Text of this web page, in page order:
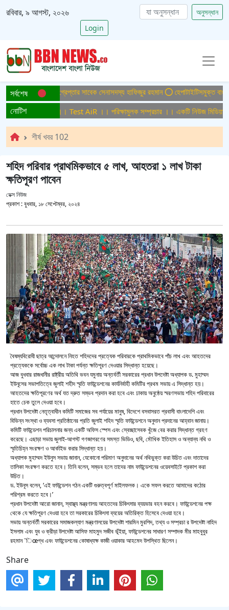
রবিবার, ৯ আগস্ট, ২০২৬
অনুসন্ধান
Login
সর্বশেষ
মামলায় ফের গ্রেপ্তার সাবেক সেনাসদস্য হাফিজুর রহমান হেপাটাইটিসমুক্ত
নোটিশসম্প্রচার ।। Test AiR ।। পরিক্ষামুলক সম্প্রচার ।। একটি নিউজ মিডিয়া
শীর্ষ খবর 102
শহিদ পরিবার প্রাথমিকভাবে ৫ লাখ, আহতরা ১ লাখ টাকা
ক্ষতিপূরণ পাবেন
ডেক্স নিউজ
প্রকাশ :বুধবার, ১৮ সেপ্টেম্বর, ২০২৪
বৈষম্যবিরোধী ছাত্র আন্দোলনে নিহত শহিদদের প্রত্যেক পরিবারকে প্রাথমিকভাবে পাঁচ লাখ এবং আহতদের
প্রত্যেককে সর্বোচ্চ এক লাখ টাকা পর্যন্ত ক্ষতিপূরণ দেওয়ার সিদ্ধান্ত হয়েছে।
আজ বুধবার রাজধানীর রাষ্ট্রীয় অতিথি ভবন যমুনায় অন্তর্বর্তী সরকারের প্রধান উপদেষ্টা অধ্যাপক ড. মুহাম্মদ
ইউনূসের সভাপতিত্বে জুলাই শহীদ স্মৃতি ফাউন্ডেশনের কার্যনির্বাহী কমিটির প্রথম সভায় এ সিদ্ধান্ত হয়।
আহতদের ক্ষতিপূরণের অর্থ যত দ্রুত সম্ভব প্রদান করা হবে এবং ঢাকায় অনুষ্ঠেয় স্মরণসভায় শহিদ পরিবারের
হাতে চেক তুলে দেওয়া হবে।
প্রধান উপদেষ্টা নেতৃত্বাধীন কমিটি সমাজের সব পর্যায়ের মানুষ, বিদেশে বসবাসরত প্রবাসী বাংলাদেশি এবং
বিভিন্ন সংস্থা ও ব্যবসা প্রতিষ্ঠানের প্রতি জুলাই শহিদ স্মৃতি ফাউন্ডেশনে অনুদান প্রদানের আহ্বান জানায়।
কমিটি ফাউন্ডেশন পরিচালনার জন্য একটি অফিস স্পেস এবং স্বেচ্ছাসেবক খুঁজে বের করার সিদ্ধান্ত গ্রহণ
করেছে। এছাড়া সভায় জুলাই-আগস্ট গণজাগরণের সমস্ত ভিডিও, ছবি, মৌখিক ইতিহাস ও অন্যান্য নথি ও
স্মৃতিচিহ্ন সংরক্ষণ ও আর্কাইভ করার সিদ্ধান্ত হয়।
অধ্যাপক মুহাম্মদ ইউনুস সভায় জানান, যেকোনো পরিমাণ অনুদানের অর্থ নথিভুক্ত করা উচিত এবং দাতাদের
তালিকা সংরক্ষণ করতে হবে। তিনি বলেন, সম্ভব হলে তাদের নাম ফাউন্ডেশনের ওয়েবসাইটে প্রকাশ করা
উচিত।
ড. ইউনূস বলেন, ‘এই ফাউন্ডেশন গঠন একটি গুরুত্বপূর্ণ মাইলফলক। একে সফল করতে আমাদের কঠোর
পরিশ্রম করতে হবে।’
প্রধান উপদেষ্টা আরো জানান, স্বাস্থ্য মন্ত্রণালয় আহতদের চিকিৎসার ব্যয়ভার বহন করবে। ফাউন্ডেশনের পক্ষ
থেকে যে ক্ষতিপূরণ দেওয়া হবে তা সরকারের চিকিৎসা ব্যয়ের অতিরিক্ত হিসেবে দেওয়া হবে।
সভায় অন্তর্বর্তী সরকারের সমাজকল্যাণ মন্ত্রণালয়ের উপদেষ্টা শারমিন মুরশিদ, তথ্য ও সম্প্রচা র উপদেষ্টা নাহিদ
ইসলাম এবং যুব ও ক্রীড়া উপদেষ্টা আসিফ মাহমুদ সজীব ভূঁইয়া, ফাউন্ডেশনের সাধারণ সম্পাদক মীর মাহবুবুর
রহমান ¯িœগ্ধ এবং ফাউন্ডেশনের কোষাধ্যক্ষ কাজী ওয়াকার আহমেদ উপস্থিত ছিলেন।
Share